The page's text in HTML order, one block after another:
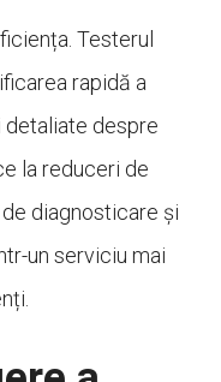
Testerul
rapidă a
despre
la reduceri de
diagnosticare și
un serviciu mai